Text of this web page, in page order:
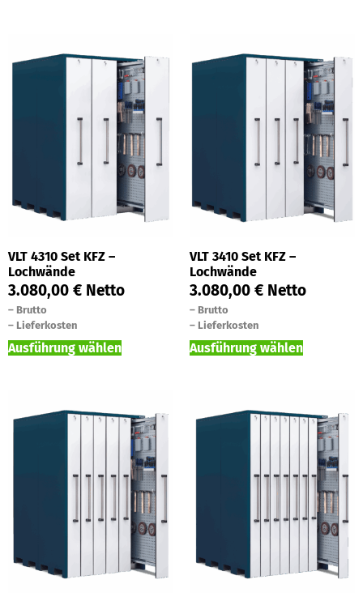
VLT 4310 Set KFZ –
Lochwände
3.080,00 € Netto
– Brutto
– Lieferkosten
Ausführung wählen
VLT 3410 Set KFZ –
Lochwände
3.080,00 € Netto
– Brutto
– Lieferkosten
Ausführung wählen